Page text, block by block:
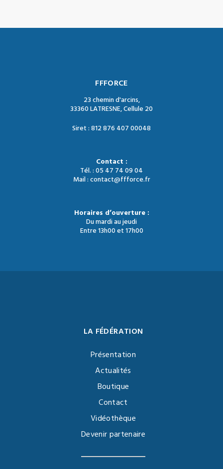
FFFORCE
23 chemin d'arcins,
33360 LATRESNE, Cellule 20
Siret : 812 876 407 00048
Contact :
Tél. : 05 47 74 09 04
Mail : contact@ffforce.fr
Horaires d’ouverture :
Du mardi au jeudi
Entre 13h00 et 17h00
LA FÉDÉRATION
Présentation
Actualités
Boutique
Contact
Vidéothèque
Devenir partenaire